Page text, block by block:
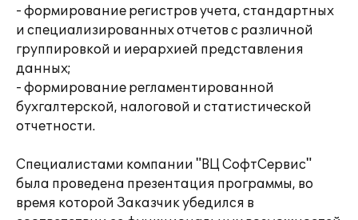
- формирование регистров учета, стандартных
и специализированных отчетов с различной
группировкой и иерархией представления
данных;
- формирование регламентированной
бухгалтерской, налоговой и статистической
отчетности.
Специалистами компании "ВЦ СофтСервис"
была проведена презентация программы, во
время которой Заказчик убедился в